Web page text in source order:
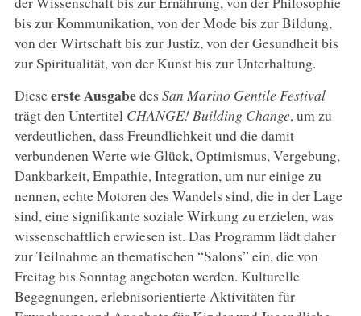
bis zur Kommunikation, von der Mode bis zur Bildung,
von der Wirtschaft bis zur Justiz, von der Gesundheit bis
zur Spiritualität, von der Kunst bis zur Unterhaltung.
Dieseerste Ausgabedes San Marino Gentile Festival
trägt den Untertitel CHANGE! Building Change, um zu
verdeutlichen, dass Freundlichkeit und die damit
verbundenen Werte wie Glück, Optimismus, Vergebung,
Dankbarkeit, Empathie, Integration, um nur einige zu
nennen, echte Motoren des Wandels sind, die in der Lage
sind, eine signifikante soziale Wirkung zu erzielen, was
wissenschaftlich erwiesen ist. Das Programm lädt daher
zur Teilnahme an thematischen “Salons” ein, die von
Freitag bis Sonntag angeboten werden. Kulturelle
Begegnungen, erlebnisorientierte Aktivitäten für